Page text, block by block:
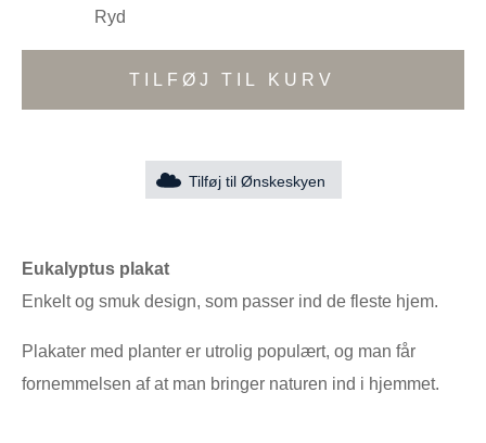
Ryd
TILFØJ TIL KURV
Tilføj til Ønskeskyen
Eukalyptus plakat
Enkelt og smuk design, som passer ind de fleste hjem.
Plakater med planter er utrolig populært, og man får
fornemmelsen af at man bringer naturen ind i hjemmet.